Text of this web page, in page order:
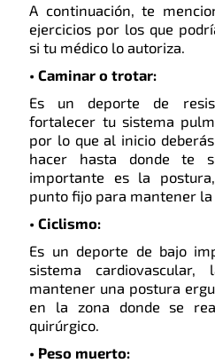
A continuación, te
ejercicios por los que
si tu médico lo autoriza.
• Caminar o trotar:
Es un deporte de
fortalecer tu sistema
por lo que al inicio
hacer hasta donde te
importante es la
punto fijo para mantener
• Ciclismo:
Es un deporte de bajo
sistema cardiovascular,
mantener una postura
en la zona donde se
quirúrgico.
• Peso muerto: